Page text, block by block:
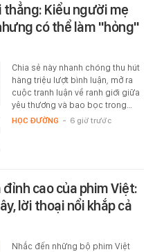
thẳng: Kiểu người mẹ
có thể làm "hỏng"
Chia sẻ này nhanh chóng thu hút
hàng triệu lượt bình luận, mở ra
cuộc tranh luận về ranh giới giữa
yêu thương và bao bọc trong…
HỌC ĐƯỜNG - 6 giờ trước
cao của phim Việt:
lời thoại nổi khắp cả
Nhắc đến những bộ phim Việt